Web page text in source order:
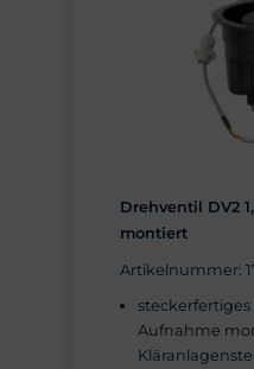
Schutzart
Winkel zur
der Wand
Baugruppe
Drehventil DV2
montiert
Artikelnummer:
Aufnahme